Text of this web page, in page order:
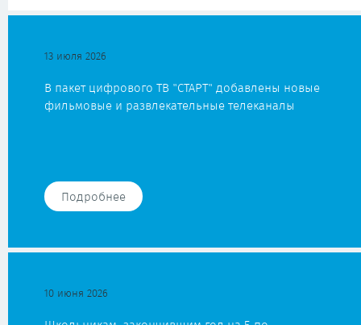
13 июля 2026
В пакет цифрового ТВ "СТАРТ" добавлены новые
фильмовые и развлекательные телеканалы
Подробнее
10 июня 2026